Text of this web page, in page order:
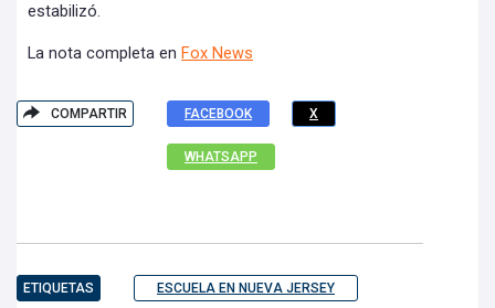
estabilizó.
La nota completa en Fox News
COMPARTIR FACEBOOK X
WHATSAPP
ETIQUETAS ESCUELA EN NUEVA JERSEY